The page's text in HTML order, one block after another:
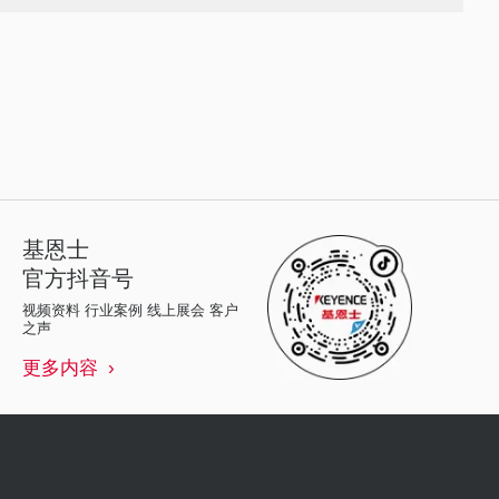
基恩士
官方抖音号
视频资料 行业案例 线上展会 客户
之声
更多内容